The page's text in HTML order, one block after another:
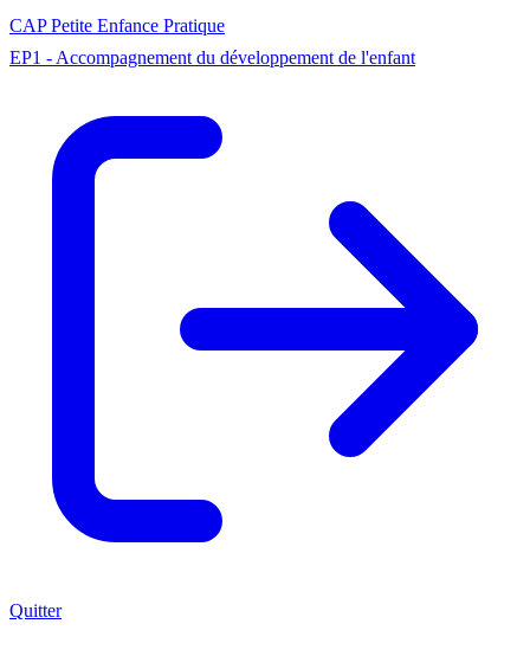
CAP Petite Enfance Pratique
EP1 - Accompagnement du développement de l'enfant
Quitter